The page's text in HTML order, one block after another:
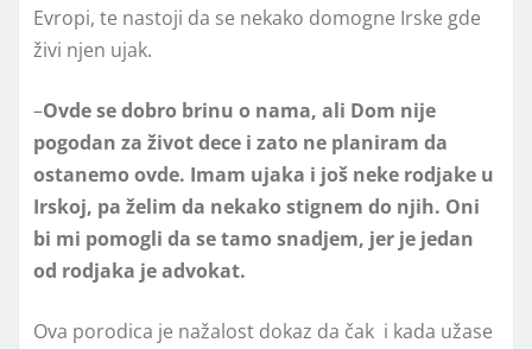
Evropi, te nastoji da se nekako domogne Irske gde
živi njen ujak.
–Ovde se dobro brinu o nama, ali Dom nije
pogodan za život dece i zato ne planiram da
ostanemo ovde. Imam ujaka i još neke rodjake u
Irskoj, pa želim da nekako stignem do njih. Oni
bi mi pomogli da se tamo snadjem, jer je jedan
od rodjaka je advokat.
Ova porodica je nažalost dokaz da čak i kada užase